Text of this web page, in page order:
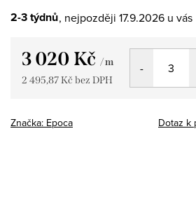
2-3 týdnů 17.9.2026
3 020 Kč / m
2 495,87 Kč bez DPH
Značka: Epoca Dotaz k